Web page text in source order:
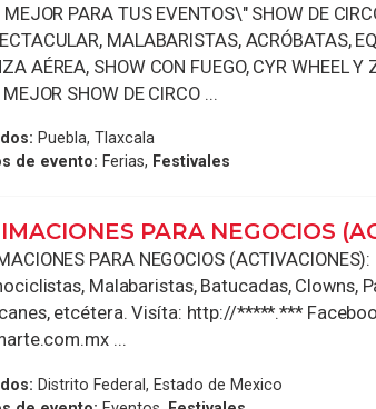
MEJOR PARA TUS EVENTOS\" SHOW DE
MALABARISTAS, ACRÓBATAS,
AÉREA, SHOW CON FUEGO, CYR WHEEL Y
SHOW DE CIRCO ...
Puebla, Tlaxcala
de evento: Ferias, Festivales
PARA NEGOCIOS
PARA NEGOCIOS
Malabaristas, Batucadas, Clowns,
etcétera. Visíta: http://*****.***
...
Distrito Federal, Estado de Mexico